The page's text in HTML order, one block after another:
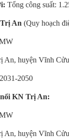
Tổng công suất:
An (Quy hoạch
An, huyện Vĩnh Cửu
2050
KN Trị An:
An, huyện Vĩnh